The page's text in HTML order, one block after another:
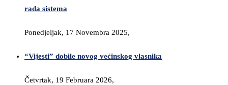
rada sistema
Ponedjeljak, 17 Novembra 2025,
“Vijesti” dobile novog većinskog vlasnika
Četvrtak, 19 Februara 2026,